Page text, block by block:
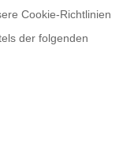
Cookie-Richtlinien
der folgenden